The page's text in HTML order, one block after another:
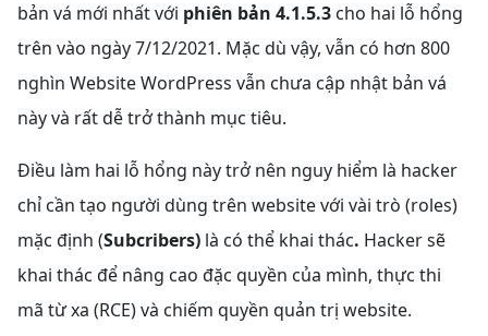
bản vá mới nhất với phiên bản 4.1.5.3 cho hai lỗ hổng
trên vào ngày 7/12/2021. Mặc dù vậy, vẫn có hơn 800
nghìn Website WordPress vẫn chưa cập nhật bản vá
này và rất dễ trở thành mục tiêu.
Điều làm hai lỗ hổng này trở nên nguy hiểm là hacker
chỉ cần tạo người dùng trên website với vài trò (roles)
mặc định (Subcribers) là có thể khai thác. Hacker sẽ
khai thác để nâng cao đặc quyền của mình, thực thi
mã từ xa (RCE) và chiếm quyền quản trị website.